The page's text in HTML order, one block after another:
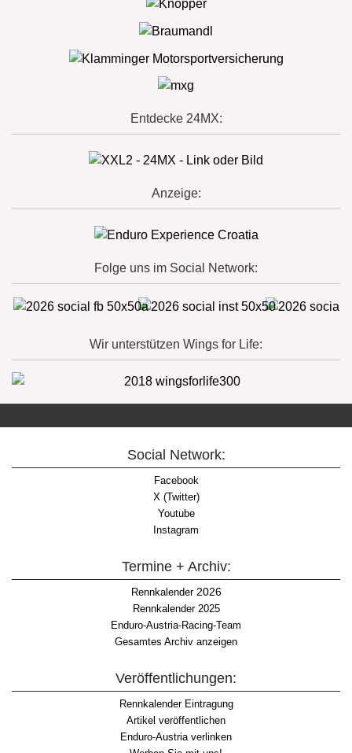
Entdecke 24MX:
Anzeige:
Folge uns im Social Network:
Wir unterstützen Wings for Life:
Social Network:
Facebook
X (Twitter)
Youtube
Instagram
Termine + Archiv:
Rennkalender2026
Rennkalender 2025
Enduro-Austria-Racing-Team
Gesamtes Archiv anzeigen
Veröffentlichungen:
Rennkalender Eintragung
Artikel veröffentlichen
Enduro-Austria verlinken